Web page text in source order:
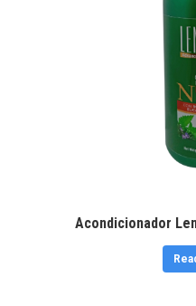
Acondicionador